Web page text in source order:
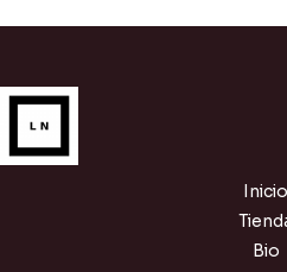
Inicio
Bio